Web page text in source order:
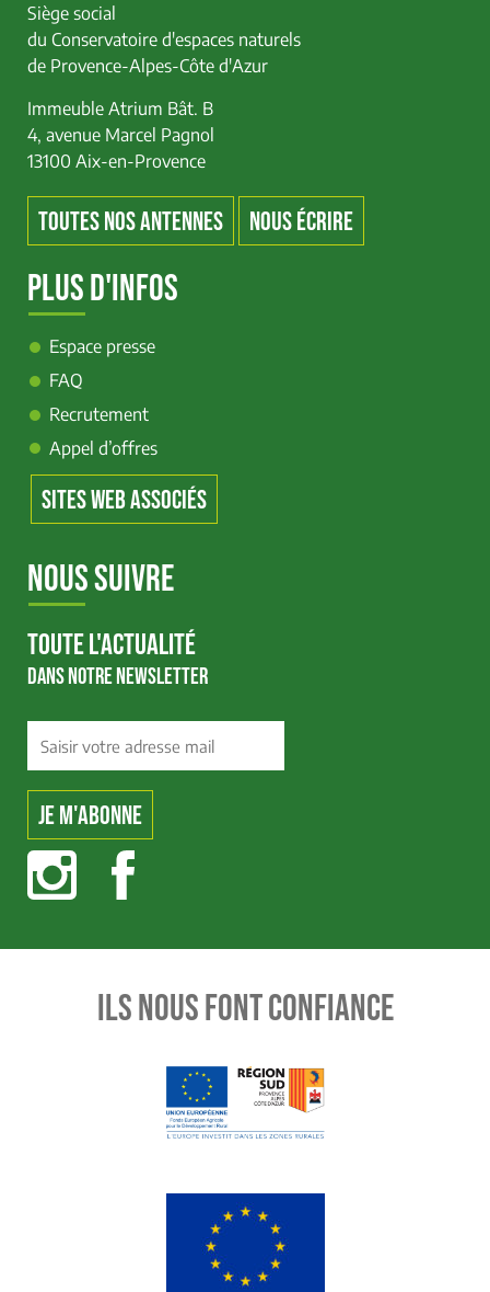
Siège social
du Conservatoire d'espaces naturels
de Provence-Alpes-Côte d'Azur
Immeuble Atrium Bât. B
4, avenue Marcel Pagnol
13100 Aix-en-Provence
TOUTES NOS ANTENNES NOUS ÉCRIRE
PLUS D'INFOS
Espace presse
FAQ
Recrutement
Appel d’offres
SITES WEB ASSOCIÉS
NOUS SUIVRE
TOUTE L'ACTUALITÉ
DANS NOTRE NEWSLETTER
ILS NOUS FONT CONFIANCE